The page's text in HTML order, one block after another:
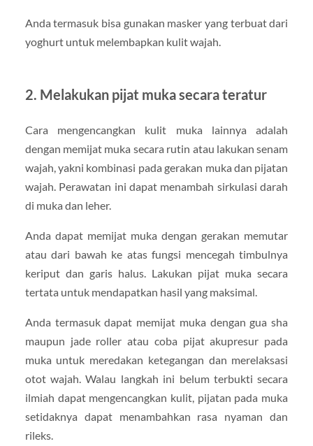
Anda termasuk bisa gunakan masker yang terbuat dari
yoghurt untuk melembapkan kulit wajah.
2. Melakukan pijat muka secara teratur
Cara mengencangkan kulit muka lainnya adalah
dengan memijat muka secara rutin atau lakukan senam
wajah, yakni kombinasi pada gerakan muka dan pijatan
wajah. Perawatan ini dapat menambah sirkulasi darah
di muka dan leher.
Anda dapat memijat muka dengan gerakan memutar
atau dari bawah ke atas fungsi mencegah timbulnya
keriput dan garis halus. Lakukan pijat muka secara
tertata untuk mendapatkan hasil yang maksimal.
Anda termasuk dapat memijat muka dengan gua sha
maupun jade roller atau coba pijat akupresur pada
muka untuk meredakan ketegangan dan merelaksasi
otot wajah. Walau langkah ini belum terbukti secara
ilmiah dapat mengencangkan kulit, pijatan pada muka
setidaknya dapat menambahkan rasa nyaman dan
rileks.